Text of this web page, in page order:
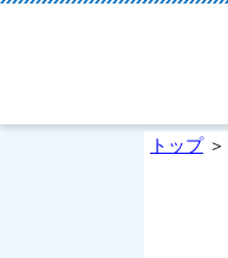
トップ＞